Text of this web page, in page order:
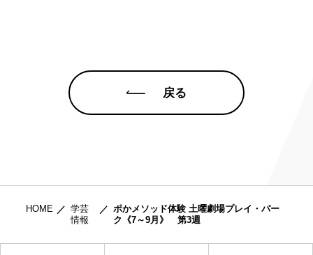
戻る
HOME
学芸
情報
ポかメソッド体験 土曜劇場プレイ・パー
ク《7～9月》 第3週